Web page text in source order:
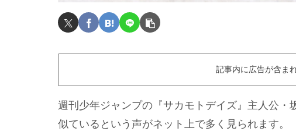
記事内に広告が含ま
週刊少年ジャンプの『サカモトデイズ』主人公
似ているという声がネット上で多く見られます。